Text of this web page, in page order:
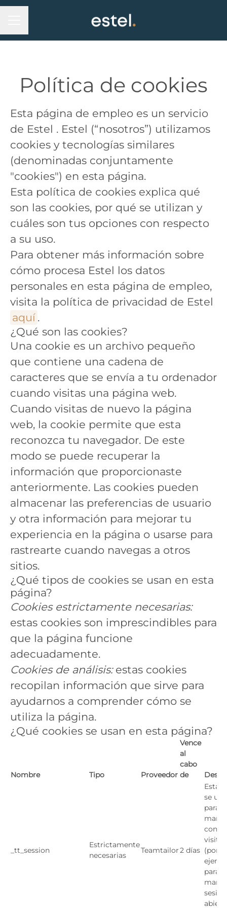
Política de cookies
Esta página de empleo es un servicio
de Estel . Estel (“nosotros”) utilizamos
cookies y tecnologías similares
(denominadas conjuntamente
"cookies") en esta página.
Esta política de cookies explica qué
son las cookies, por qué se utilizan y
cuáles son tus opciones con respecto
a su uso.
Para obtener más información sobre
cómo procesa Estel los datos
personales en esta página de empleo,
visita la política de privacidad de Estel
aquí .
¿Qué son las cookies?
Una cookie es un archivo pequeño
que contiene una cadena de
caracteres que se envía a tu ordenador
cuando visitas una página web.
Cuando visitas de nuevo la página
web, la cookie permite que esta
reconozca tu navegador. De este
modo se puede recuperar la
información que proporcionaste
anteriormente. Las cookies pueden
almacenar las preferencias de usuario
y otra información para mejorar tu
experiencia en la página o usarse para
rastrearte cuando navegas a otros
sitios.
¿Qué tipos de cookies se usan en esta
página?
Cookies estrictamente necesarias:
estas cookies son imprescindibles para
que la página funcione
adecuadamente.
Cookies de análisis:estas cookies
recopilan información que sirve para
ayudarnos a comprender cómo se
utiliza la página.
¿Qué cookies se usan en esta página?
Nombre Tipo Proveedor
Vence
al
cabo
de
_tt_session
Estrictamente
necesarias
Teamtailor2 días
Esta
se
para
(por
para
sesión